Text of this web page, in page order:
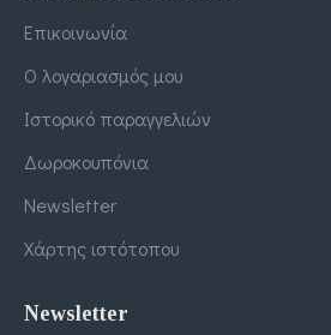
Επικοινωνία
Ο λογαριασμός μου
Ιστορικό παραγγελιών
Δωροκουπόνια
Newsletter
Χάρτης ιστότοπου
Newsletter